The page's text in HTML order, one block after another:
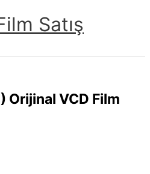
Satış
Orijinal VCD Film